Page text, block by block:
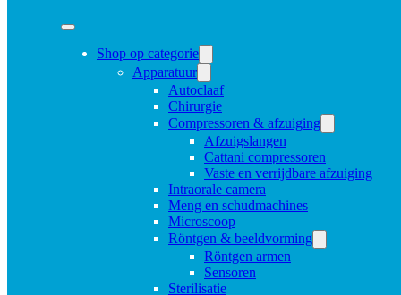
Shop op categorie
Apparatuur
Autoclaaf
Chirurgie
Compressoren & afzuiging
Afzuigslangen
Cattani compressoren
Vaste en verrijdbare afzuiging
Intraorale camera
Meng en schudmachines
Microscoop
Röntgen & beeldvorming
Röntgen armen
Sensoren
Sterilisatie